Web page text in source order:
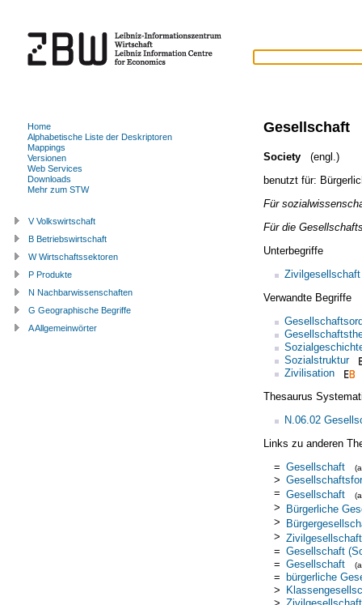
Gesellschaft
Society
(engl.)
benutzt für:
Für
Für die
Unterbegriffe
Zivilgesellschaft
Verwandte Begriffe
Sozialstruktur
Zivilisation
Thesaurus
N.06.02
Links zu anderen
= Gesellschaft
>
= Gesellschaft
> Bürgerliche
>
> Zivilgesellschaft
= Gesellschaft
= Gesellschaft
= bürgerliche
>
> Zivilgesellschaft
Home
Alphabetische Liste der Deskriptoren
Mappings
Versionen
Web Services
Downloads
Mehr zum STW
V Volkswirtschaft
B Betriebswirtschaft
W Wirtschaftssektoren
P Produkte
N Nachbarwissenschaften
G Geographische Begriffe
A Allgemeinwörter